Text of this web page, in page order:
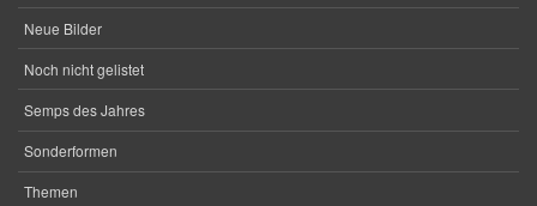
Neue Bilder
Noch nicht gelistet
Semps des Jahres
Sonderformen
Themen